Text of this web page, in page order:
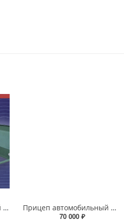
Прицеп автомобильный ИРКУТ-1
Прицеп автомобильный ИРКУТ-4
70 000 ₽